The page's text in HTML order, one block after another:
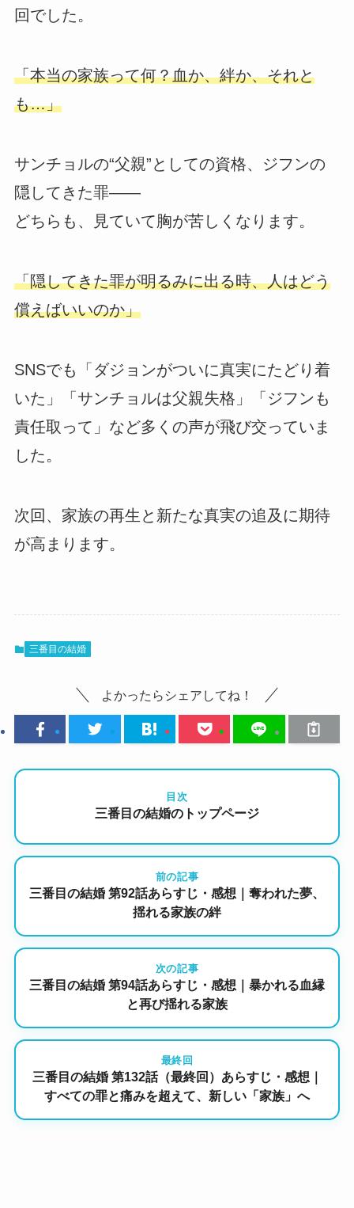
回でした。
「本当の家族って何？血か、絆か、それと
も…」
サンチョルの“父親”としての資格、ジフンの
隠してきた罪――
どちらも、見ていて胸が苦しくなります。
「隠してきた罪が明るみに出る時、人はどう
償えばいいのか」
SNSでも「ダジョンがついに真実にたどり着
いた」「サンチョルは父親失格」「ジフンも
責任取って」など多くの声が飛び交っていま
した。
次回、家族の再生と新たな真実の追及に期待
が高まります。
三番目の結婚
よかったらシェアしてね！
目次
三番目の結婚のトップページ
前の記事
三番目の結婚 第92話あらすじ・感想｜奪われた夢、
揺れる家族の絆
次の記事
三番目の結婚 第94話あらすじ・感想｜暴かれる血縁
と再び揺れる家族
最終回
三番目の結婚 第132話（最終回）あらすじ・感想｜
すべての罪と痛みを超えて、新しい「家族」へ